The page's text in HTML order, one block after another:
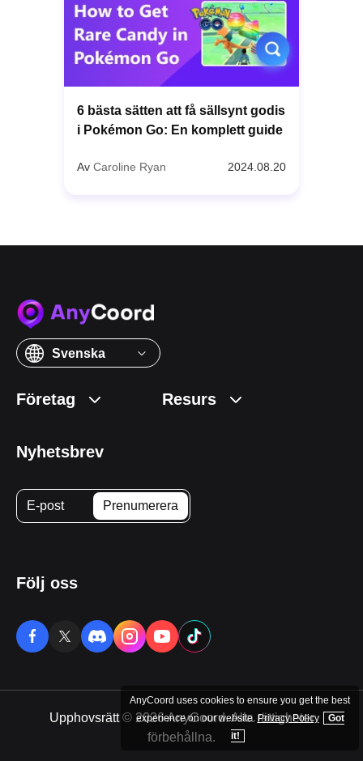
6 bästa sätten att få sällsynt godis
i Pokémon Go: En komplett guide
Av Caroline Ryan 2024.08.20
Svenska
Företag Resurs
Nyhetsbrev
Följ oss
Upphovsrätt © 2026 AnyCoord. Alla rättigheter
förbehållna.
AnyCoord uses cookies to ensure you get the best
experience on our website. Privacy Policy
Got
it!